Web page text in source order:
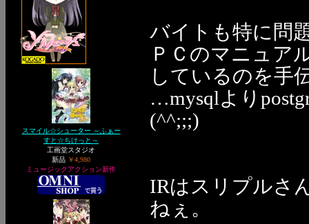
スマイル☆シューター ～ふぁー
すと☆ちけっと～
工画堂スタジオ
新品 ￥4,980
ミュージックアクション新作
バイトも特に問
ＰＣのマニュア
しているのを手
…mysqlより
(^^;;;)
IRはスリプルさ
ねぇ。